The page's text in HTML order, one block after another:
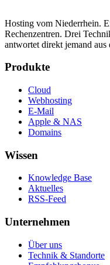
Hosting vom Niederrhein.
Rechenzentren. Drei
antwortet direkt jemand aus
Produkte
Cloud
Webhosting
E-Mail
Apple & NAS
Domains
Wissen
Knowledge Base
Aktuelles
RSS-Feed
Unternehmen
Über uns
Technik & Standorte